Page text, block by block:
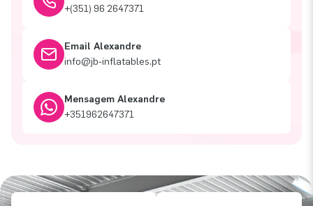
+(351) 96 2647371
Email Alexandre
info@jb-inflatables.pt
Mensagem Alexandre
+351962647371